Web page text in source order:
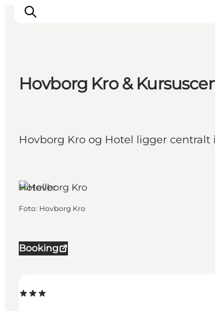
Oplev Fanø
Oplev Mandø
Det Sker
Hovborg Kro &
Hovborg Kro og Hotel ligger
Booking
Hoteller
Foto: Hovborg Kro